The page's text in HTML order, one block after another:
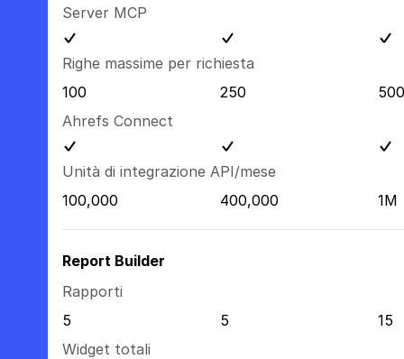
Server MCP
Righe massime per richiesta
100
250
500
Ahrefs Connect
Unità di integrazione API/mese
100,000
400,000 1M
Report Builder
Rapporti
5
5
15
Widget totali